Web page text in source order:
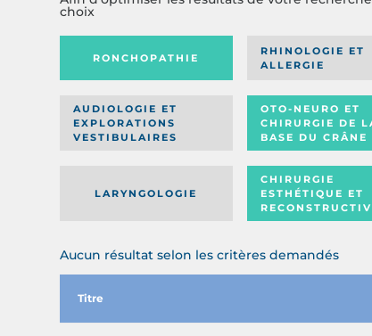
choix
RONCHOPATHIE
RHINOLOGIE ET
ALLERGIE
AUDIOLOGIE ET
EXPLORATIONS
VESTIBULAIRES
OTO-NEURO ET
CHIRURGIE DE
BASE DU CRÂNE
LARYNGOLOGIE
CHIRURGIE
ESTHÉTIQUE ET
Aucun résultat selon les critères demandés
Titre